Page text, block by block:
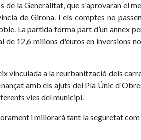
la Generalitat, que s'aprovaran el
de Girona. I els comptes no
La partida forma part d’un annex
12,6 milions d'euros en inversions
vinculada a la reurbanització dels
amb els ajuts del Pla Únic
vies del municipi.
i millorarà tant la seguretat